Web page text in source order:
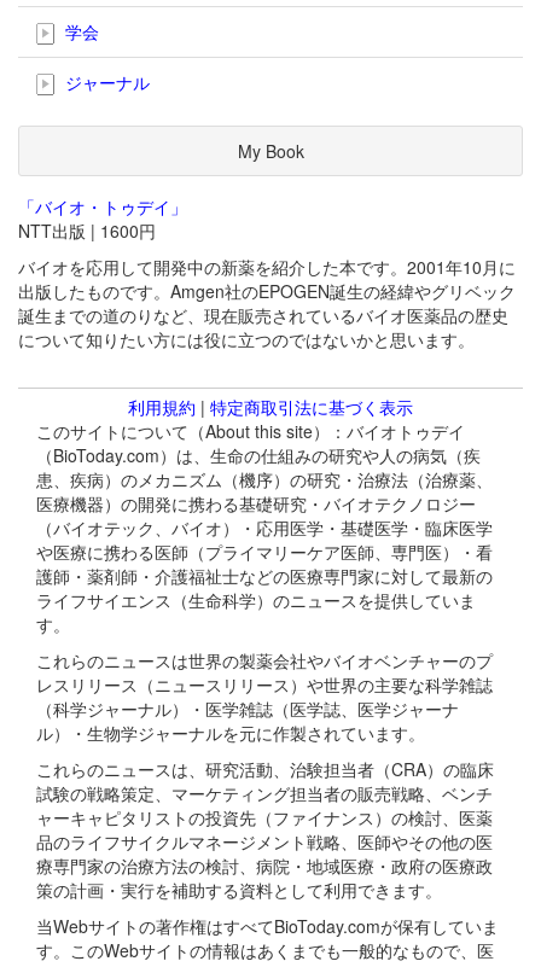
学会
ジャーナル
My Book
「バイオ・トゥデイ」
NTT出版 | 1600円
バイオを応用して開発中の新薬を紹介した本です。2001年10月に
出版したものです。Amgen社のEPOGEN誕生の経緯やグリベック
誕生までの道のりなど、現在販売されているバイオ医薬品の歴史
について知りたい方には役に立つのではないかと思います。
利用規約 | 特定商取引法に基づく表示
このサイトについて（About this site）：バイオトゥデイ
（BioToday.com）は、生命の仕組みの研究や人の病気（疾
患、疾病）のメカニズム（機序）の研究・治療法（治療薬、
医療機器）の開発に携わる基礎研究・バイオテクノロジー
（バイオテック、バイオ）・応用医学・基礎医学・臨床医学
や医療に携わる医師（プライマリーケア医師、専門医）・看
護師・薬剤師・介護福祉士などの医療専門家に対して最新の
ライフサイエンス（生命科学）のニュースを提供していま
す。
これらのニュースは世界の製薬会社やバイオベンチャーのプ
レスリリース（ニュースリリース）や世界の主要な科学雑誌
（科学ジャーナル）・医学雑誌（医学誌、医学ジャーナ
ル）・生物学ジャーナルを元に作製されています。
これらのニュースは、研究活動、治験担当者（CRA）の臨床
試験の戦略策定、マーケティング担当者の販売戦略、ベンチ
ャーキャピタリストの投資先（ファイナンス）の検討、医薬
品のライフサイクルマネージメント戦略、医師やその他の医
療専門家の治療方法の検討、病院・地域医療・政府の医療政
策の計画・実行を補助する資料として利用できます。
当Webサイトの著作権はすべてBioToday.comが保有していま
す。このWebサイトの情報はあくまでも一般的なもので、医